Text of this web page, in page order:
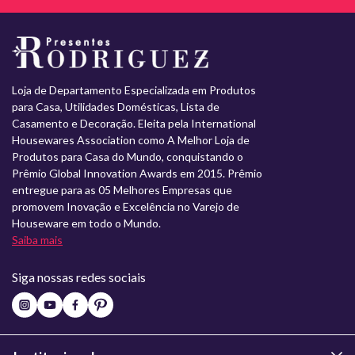
Loja de Departamento Especializada em Produtos
para Casa, Utilidades Domésticas, Lista de
Casamento e Decoração. Eleita pela International
Housewares Association como A Melhor Loja de
Produtos para Casa do Mundo, conquistando o
Prêmio Global Innovation Awards em 2015. Prêmio
entregue para as 05 Melhores Empresas que
promovem Inovação e Excelência no Varejo de
Houseware em todo o Mundo.
Saiba mais
Siga nossas redes sociais